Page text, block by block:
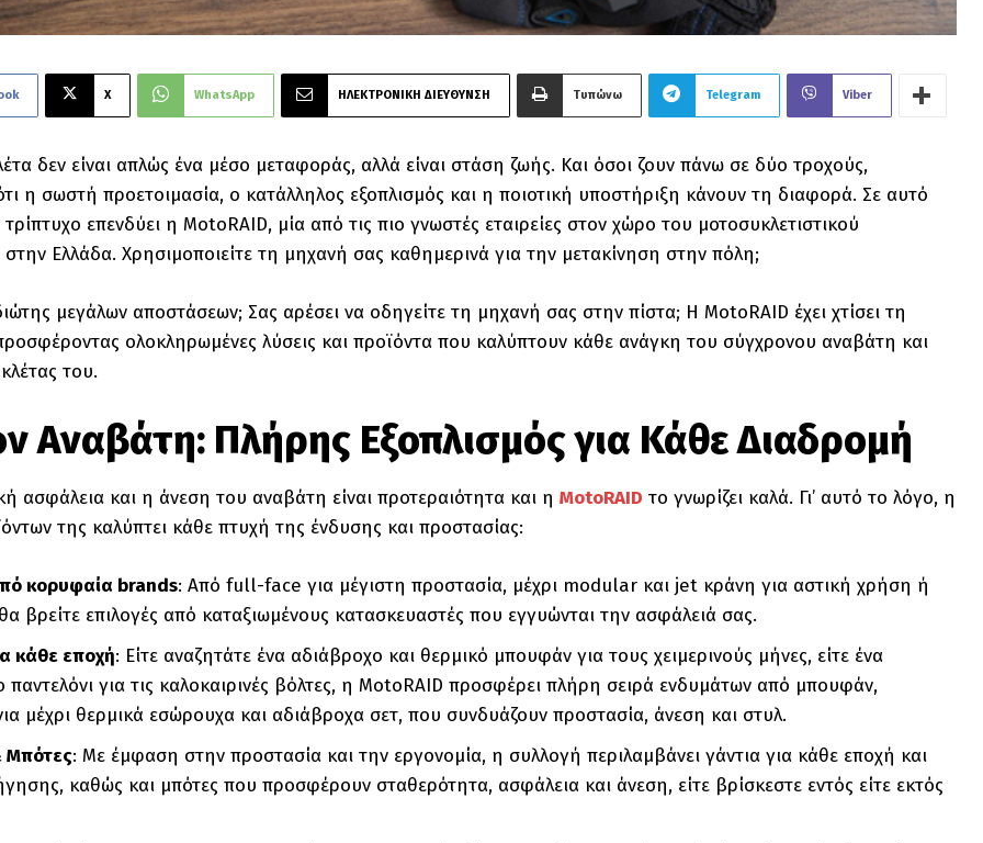
X WhatsApp ΗΛΕΚΤΡΟΝΙΚΗ ΔΙΕΥΘΥΝΣΗ Τυπώνω Telegram Viber
δεν είναι απλώς ένα μέσο μεταφοράς, αλλά είναι στάση ζωής. Και όσοι ζουν πάνω σε δύο τροχούς,
η σωστή προετοιμασία, ο κατάλληλος εξοπλισμός και η ποιοτική υποστήριξη κάνουν τη διαφορά. Σε αυτό
επενδύει η MotoRAID, μία από τις πιο γνωστές εταιρείες στον χώρο του μοτοσυκλετιστικού
στην Ελλάδα. Χρησιμοποιείτε τη μηχανή σας καθημερινά για την μετακίνηση στην πόλη;
μεγάλων αποστάσεων; Σας αρέσει να οδηγείτε τη μηχανή σας στην πίστα; Η MotoRAID έχει χτίσει τη
ολοκληρωμένες λύσεις και προϊόντα που καλύπτουν κάθε ανάγκη του σύγχρονου αναβάτη και
του.
Αναβάτη: Πλήρης Εξοπλισμός για Κάθε Διαδρομή
ασφάλεια και η άνεση του αναβάτη είναι προτεραιότητα και η MotoRAID το γνωρίζει καλά. Γι’ αυτό το λόγο, η
της καλύπτει κάθε πτυχή της ένδυσης και προστασίας:
κορυφαία brands: Από full-face για μέγιστη προστασία, μέχρι modular και jet κράνη για αστική χρήση ή
βρείτε επιλογές από καταξιωμένους κατασκευαστές που εγγυώνται την ασφάλειά σας.
κάθε εποχή: Είτε αναζητάτε ένα αδιάβροχο και θερμικό μπουφάν για τους χειμερινούς μήνες, είτε ένα
παντελόνι για τις καλοκαιρινές βόλτες, η MotoRAID προσφέρει πλήρη σειρά ενδυμάτων από μπουφάν,
μέχρι θερμικά εσώρουχα και αδιάβροχα σετ, που συνδυάζουν προστασία, άνεση και στυλ.
Μπότες: Με έμφαση στην προστασία και την εργονομία, η συλλογή περιλαμβάνει γάντια για κάθε εποχή και
καθώς και μπότες που προσφέρουν σταθερότητα, ασφάλεια και άνεση, είτε βρίσκεστε εντός είτε εκτός